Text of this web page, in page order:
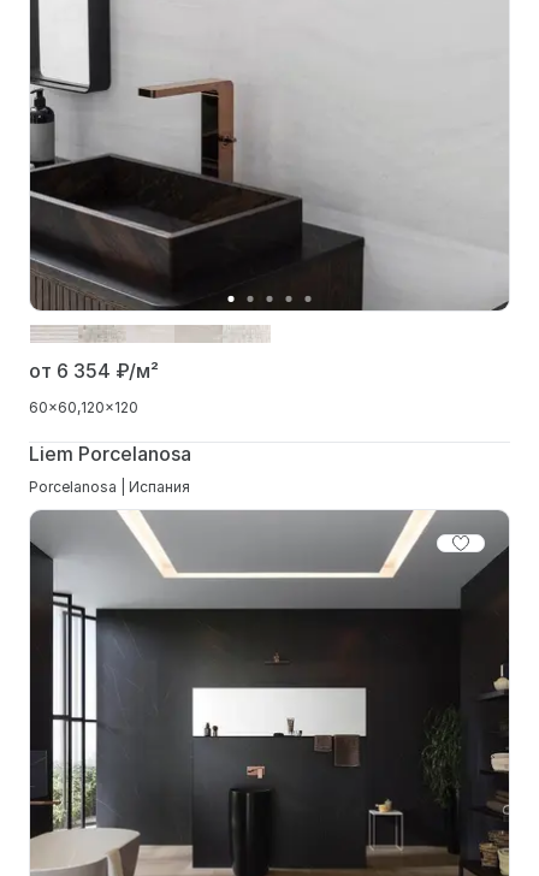
от 6 354 ₽/м²
60x60 120x120
Liem Porcelanosa
Porcelanosa | Испания